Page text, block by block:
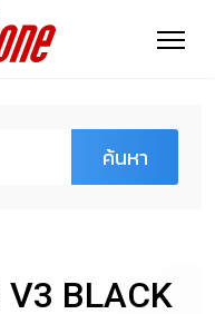
ค้นหา
BLACK